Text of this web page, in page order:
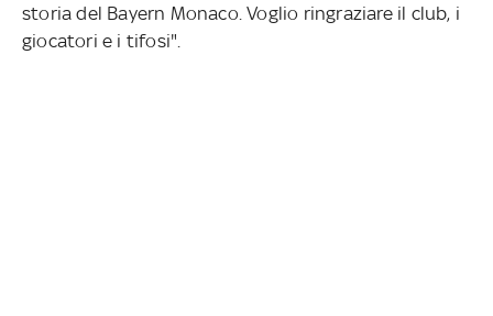
storia del Bayern Monaco. Voglio ringraziare il club, i
giocatori e i tifosi".